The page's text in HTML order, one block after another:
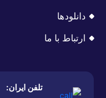
دانلودها
ارتباط با ما
تلفن ایران: